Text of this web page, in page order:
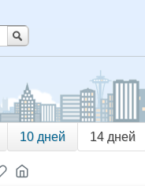
10 дней 14 дней